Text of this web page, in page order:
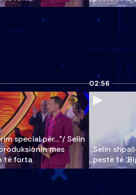
special për…"/ Selin
mes
të forta
02:56
Selin
pestë të